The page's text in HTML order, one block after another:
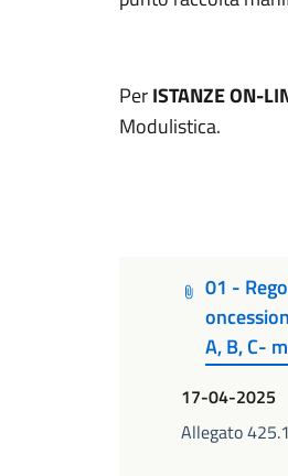
PerISTANZE ON-
Modulistica.
01 -
A, B, C-
17-04-2025
Allegato